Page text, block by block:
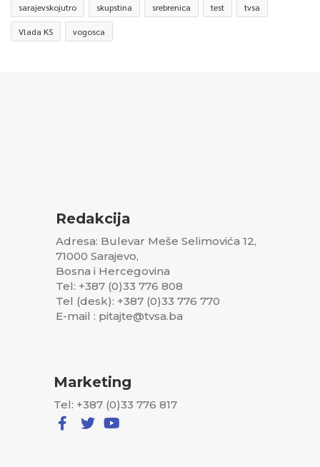
sarajevskojutro skupstina srebrenica test tvsa
Vlada KS vogosca
Redakcija
Adresa: Bulevar Meše Selimovića 12,
71000 Sarajevo,
Bosna i Hercegovina
Tel: +387 (0)33 776 808
Tel (desk): +387 (0)33 776 770
E-mail : pitajte@tvsa.ba
Marketing
Tel: +387 (0)33 776 817